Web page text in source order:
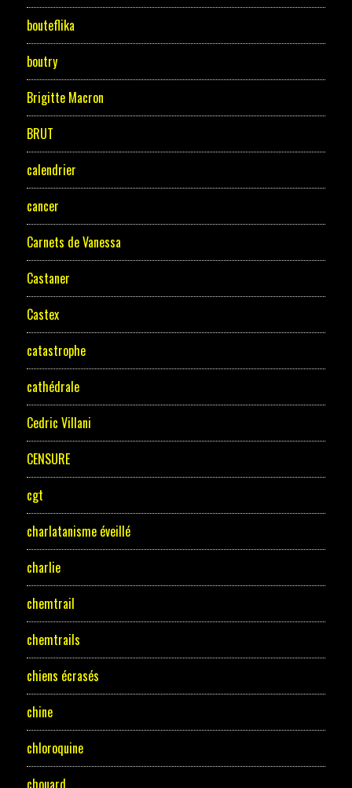
bouteflika
boutry
Brigitte Macron
BRUT
calendrier
cancer
Carnets de Vanessa
Castaner
Castex
catastrophe
cathédrale
Cedric Villani
CENSURE
cgt
charlatanisme éveillé
charlie
chemtrail
chemtrails
chiens écrasés
chine
chloroquine